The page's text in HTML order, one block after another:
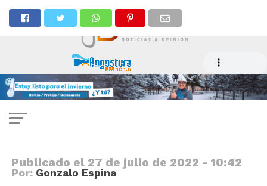
Aprueban inversión para diseño
de sistema de recolección de
aguas servidas en Cerro Sombrero
Publicado el 27 de julio de 2022 - 10:42
Por: Gonzalo Espina